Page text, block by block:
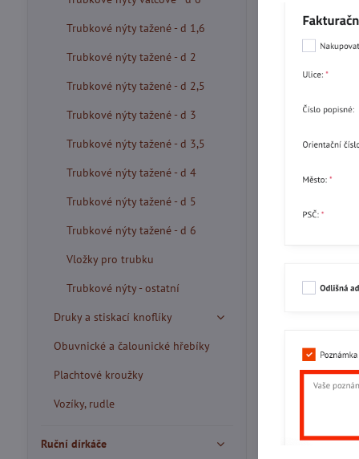
Trubkové nýty tažené - d 1,6
Trubkové nýty tažené - d 2
Trubkové nýty tažené - d 2,5
Trubkové nýty tažené - d 3
Trubkové nýty tažené - d 3,5
Trubkové nýty tažené - d 4
Trubkové nýty tažené - d 5
Trubkové nýty tažené - d 6
Vložky pro trubku
Trubkové nýty - ostatní
Druky a stiskací knoflíky
Obuvnické a čalounické hřebíky
Plachtové kroužky
Vozíky, rudle
Ruční dírkáče